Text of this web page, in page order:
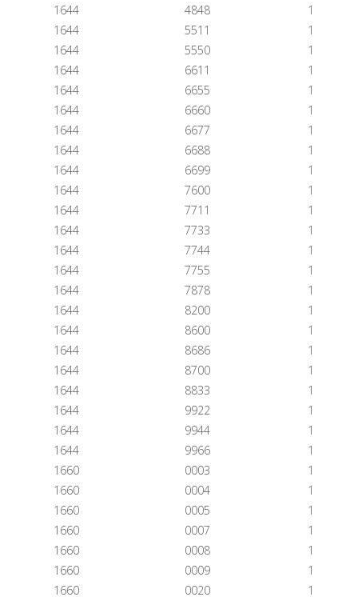
1644
4848
1
1644
5511
1
1644
5550
1
1644
6611
1
1644
6655
1
1644
6660
1
1644
6677
1
1644
6688
1
1644
6699
1
1644
7600
1
1644
7711
1
1644
7733
1
1644
7744
1
1644
7755
1
1644
7878
1
1644
8200
1
1644
8600
1
1644
8686
1
1644
8700
1
1644
8833
1
1644
9922
1
1644
9944
1
1644
9966
1
1660
0003
1
1660
0004
1
1660
0005
1
1660
0007
1
1660
0008
1
1660
0009
1
1660
0020 1